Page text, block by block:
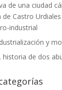
de una ciudad
Castro Urdiales
industrial
y
historia de dos